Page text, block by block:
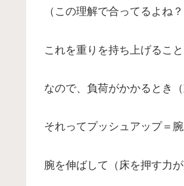
（この理解で合ってるよね？
これを重りを持ち上げるこ
なので、負荷がかかるとき
それってプッシュアップ＝
腕を伸ばして（床を押す力